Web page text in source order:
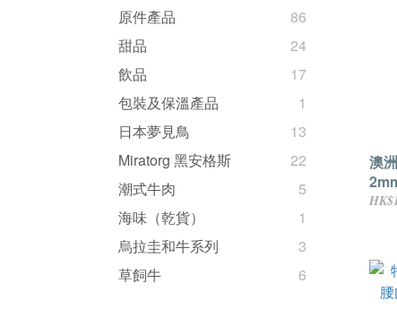
原件產品
86
甜品
24
飲品
17
包裝及保溫產品
1
日本夢見鳥
13
Miratorg 黑安格斯
22
潮式牛肉
5
海味（乾貨）
1
烏拉圭和牛系列
3
草飼牛
6
澳